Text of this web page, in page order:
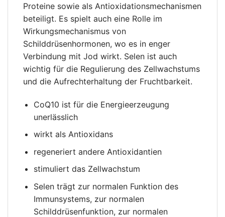
Proteine ​​sowie als Antioxidationsmechanismen
beteiligt. Es spielt auch eine Rolle im
Wirkungsmechanismus von
Schilddrüsenhormonen, wo es in enger
Verbindung mit Jod wirkt. Selen ist auch
wichtig für die Regulierung des Zellwachstums
und die Aufrechterhaltung der Fruchtbarkeit.
CoQ10 ist für die Energieerzeugung
unerlässlich
wirkt als Antioxidans
regeneriert andere Antioxidantien
stimuliert das Zellwachstum
Selen trägt zur normalen Funktion des
Immunsystems, zur normalen
Schilddrüsenfunktion, zur normalen